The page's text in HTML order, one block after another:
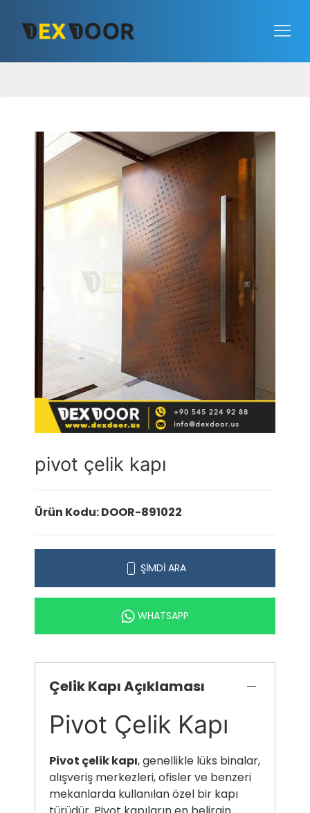
pivot çelik kapı
Ürün Kodu: DOOR-891022
ŞİMDİ ARA
WHATSAPP
Çelik Kapı Açıklaması
Pivot Çelik Kapı
Pivot çelik kapı, genellikle lüks binalar,
alışveriş merkezleri, ofisler ve benzeri
mekanlarda kullanılan özel bir kapı